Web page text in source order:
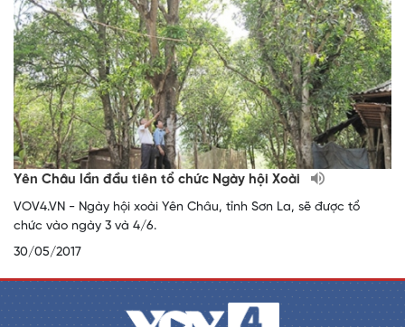
Yên Châu lần đầu tiên tổ chức Ngày hội Xoài
VOV4.VN - Ngày hội xoài Yên Châu, tỉnh Sơn La, sẽ được tổ
chức vào ngày 3 và 4/6.
30/05/2017